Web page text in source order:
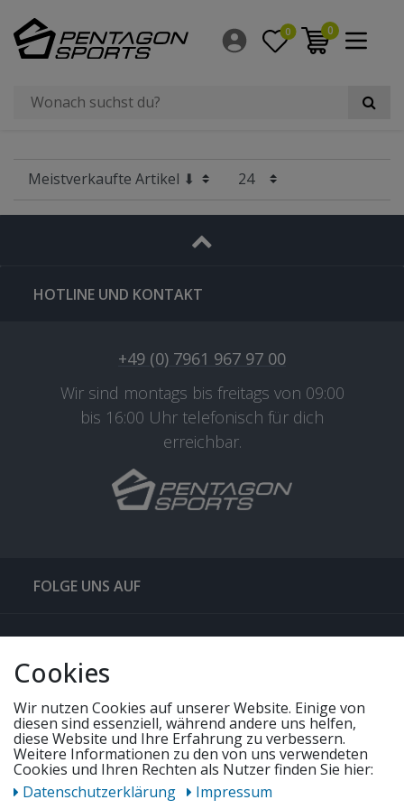
0 0
Filter
×
HOTLINE UND KONTAKT
+49 (0) 7961 967 97 00
Wir sind montags bis freitags von 09:00
bis 16:00 Uhr telefonisch für dich
erreichbar.
FOLGE UNS AUF
QUICKLINKS & TIPPS
UNSERE ANGEBOTE
Cookies
Wir nutzen Cookies auf unserer Website. Einige von
diesen sind essenziell, während andere uns helfen,
diese Website und Ihre Erfahrung zu verbessern.
Weitere Informationen zu den von uns verwendeten
Cookies und Ihren Rechten als Nutzer finden Sie hier:
Daten­schutz­erklärung
Impressum